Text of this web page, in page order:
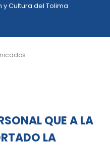
Cultura del Tolima
QUE A LA
LA